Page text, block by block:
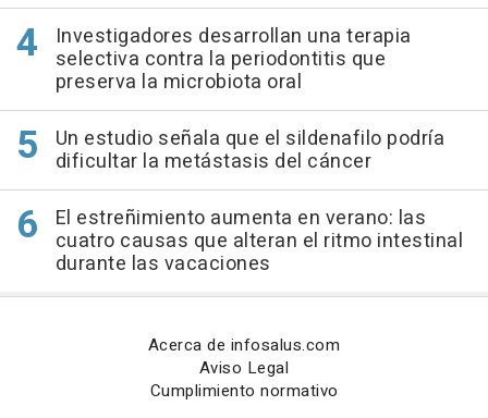
Investigadores desarrollan una terapia
selectiva contra la periodontitis que
preserva la microbiota oral
Un estudio señala que el sildenafilo podría
dificultar la metástasis del cáncer
El estreñimiento aumenta en verano: las
cuatro causas que alteran el ritmo intestinal
durante las vacaciones
Acerca de infosalus.com
Aviso Legal
Cumplimiento normativo